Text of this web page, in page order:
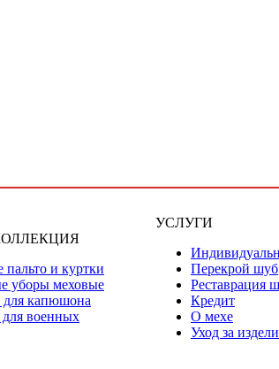
и куртки
уборы меховые
капюшона
военных
УСЛУГИ
Перекрой шуб
Реставрация
Кредит
О мехе
Уход за